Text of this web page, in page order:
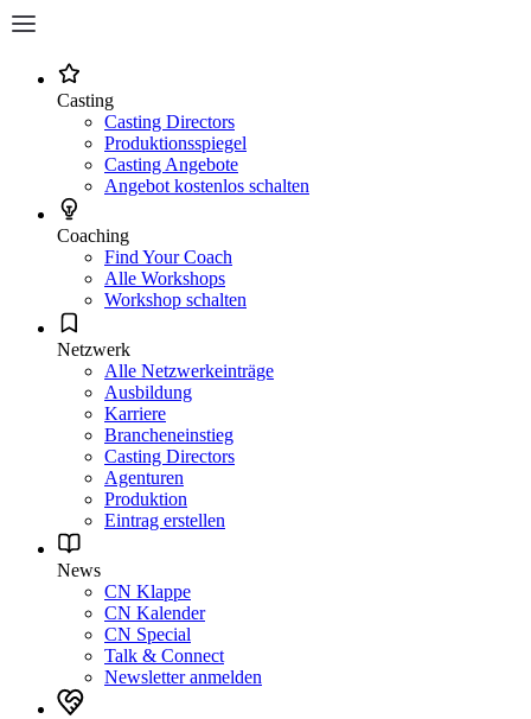
Casting
Casting Directors
Produktionsspiegel
Casting Angebote
Angebot kostenlos schalten
Coaching
Find Your Coach
Alle Workshops
Workshop schalten
Netzwerk
Alle Netzwerkeinträge
Ausbildung
Karriere
Brancheneinstieg
Casting Directors
Agenturen
Produktion
Eintrag erstellen
News
CN Klappe
CN Kalender
CN Special
Talk & Connect
Newsletter anmelden